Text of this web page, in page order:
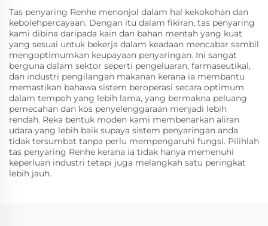
Tas penyaring Renhe menonjol dalam hal kekokohan dan
kebolehpercayaan. Dengan itu dalam fikiran, tas penyaring
kami dibina daripada kain dan bahan mentah yang kuat
yang sesuai untuk bekerja dalam keadaan mencabar sambil
mengoptimumkan keupayaan penyaringan. Ini sangat
berguna dalam sektor seperti pengeluaran, farmaseutikal,
dan industri pengilangan makanan kerana ia membantu
memastikan bahawa sistem beroperasi secara optimum
dalam tempoh yang lebih lama, yang bermakna peluang
pemecahan dan kos penyelenggaraan menjadi lebih
rendah. Reka bentuk moden kami membenarkan aliran
udara yang lebih baik supaya sistem penyaringan anda
tidak tersumbat tanpa perlu mempengaruhi fungsi. Pilihlah
tas penyaring Renhe kerana ia tidak hanya memenuhi
keperluan industri tetapi juga melangkah satu peringkat
lebih jauh.